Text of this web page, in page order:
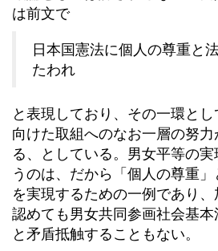
は前文で
日本国憲法に個人の尊重と
たわれ
と表現しており、その一環と
向けた取組へのなお一層の努
る、としている。男女平等の
うのは、だから「個人の尊重」
を実現するための一例であり
認めても男女共同参画社会基
と矛盾抵触することもない。